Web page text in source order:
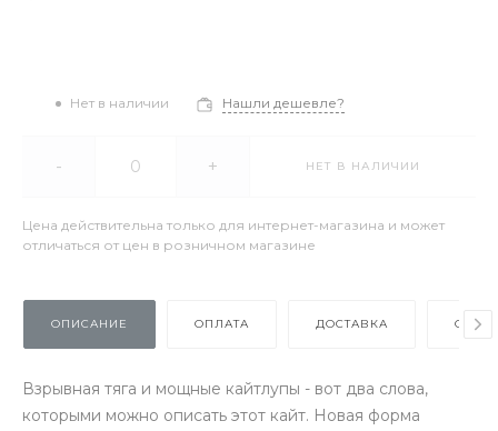
Нет в наличии Нашли дешевле?
- + НЕТ В НАЛИЧИИ
Цена действительна только для интернет-магазина и может
отличаться от цен в розничном магазине
ОПИСАНИЕ ОПЛАТА ДОСТАВКА
Взрывная тяга и мощные кайтлупы - вот два слова,
которыми можно описать этот кайт. Новая форма